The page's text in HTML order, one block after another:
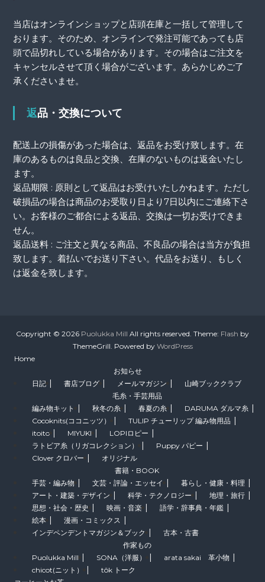
当店はオンラインショップと店頭在庫と一括して管理して
おります。そのため、オンラインで発注可能であっても店
頭で品切れしている場合があります。その場合はご注文を
キャンセルさせて頂く場合がございます。あらかじめご了
承くださいませ。
返品・交換について
配送上の損傷があった場合は、返品をお受け致します。在
庫のあるものは良品と交換、在庫のないものは返金いたし
ます。
返品期限 : 原則として返品はお受けいたしかねます。ただし
破損品の場合は商品のお受取り日より7日以内にご連絡下さ
い。お客様のご都合による返品、交換は一切お受けできま
せん。
返品送料 : ご注文と異なる商品、不良品の場合は当方が負担
致します。着払いでお送り下さい。代品をお送り、もしく
は返金を致します。
Copyright © 2026 Puolukka Mill All rights reserved. Theme: Flash by
ThemeGrill. Powered by WordPress
Home
お知らせ
日記
書店ブログ メールマガジン
山崎ブッククラブ
毛糸・手芸用品
編み物キット
秋冬の糸 春夏の糸
DARUMA ダルマ糸
Cocoknits(ココニッツ）
TULIP チューリップ 編み物用品
itoito
MIYUKI
LOPIロピー
ラトビア糸（リガコレクション）
Puppy パピー
Clover クロバー
オリジナル
書籍・BOOK
手芸・編み物
文芸・評論・エッセイ
暮らし・健康・料理
アート・建築・デザイン
科学・テクノロジー
地理・旅行
思想・社会・歴史
映画・音楽
語学・辞事典・年鑑
絵本
漫画・コミックス
インデペンデントマガジン＆ブック
古本・古書
作家もの
Puolukka Mill
SONA（洋服）
arata sakai 革小物
chicot(ニット）
tôk トーク